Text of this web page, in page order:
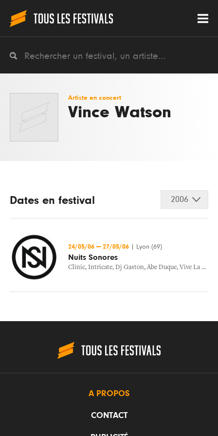
Artiste en concert
Vince Watson
Dates en festival 2006
24/05/06 — 27/05/06 Lyon (69)
Nuits Sonores
Clinic, Intricate, Dj Gaston, Abe Duque, Vive La Fete
A PROPOS
CONTACT